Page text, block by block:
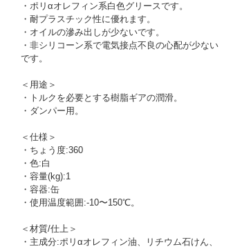
・ポリαオレフィン系白色グリースです。
・耐プラスチック性に優れます。
・オイルの滲み出しが少ないです。
・非シリコーン系で電気接点不良の心配が少ない
です。
＜用途＞
・トルクを必要とする樹脂ギアの潤滑。
・ダンパー用。
＜仕様＞
・ちょう度:360
・色:白
・容量(kg):1
・容器:缶
・使用温度範囲:-10〜150℃。
＜材質/仕上＞
・主成分:ポリαオレフィン油、リチウム石けん、